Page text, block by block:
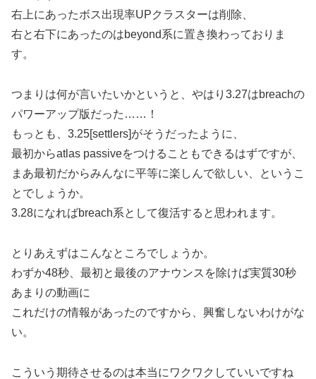
右上にあったボス出現率UPクラスターは削除、
右と右下にあったのはbeyond系に置き換わっておりま
す。
つまりは何が言いたいかというと、やはり3.27はbreachの
パワーアップ版だった……！
もっとも、3.25[settlers]がそうだったように、
最初からatlas passiveをつけることもできるはずですが、
まあ最初だからみんなに平等に楽しんで欲しい、というこ
とでしょうか。
3.28になればbreach系として復活すると思われます。
とりあえずはこんなところでしょうか。
わずか48秒、最初と最後のアナウンスを除けば実質30秒
あまりの動画に
これだけの情報があったのですから、興奮しないわけがな
い。
こういう期待させるのは本当にワクワクしていいですね